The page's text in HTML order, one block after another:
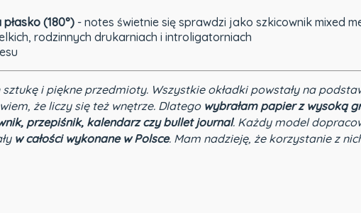
(180°) - notes świetnie się sprawdzi jako szkicownik mixed
rodzinnych drukarniach i introligatorniach
i piękne przedmioty. Wszystkie okładki powstały na
że liczy się też wnętrze. Dlatego wybrałam papier z wysoką
przepiśnik, kalendarz czy bullet journal. Każdy model
w całości wykonane w Polsce. Mam nadzieję, że korzystanie z